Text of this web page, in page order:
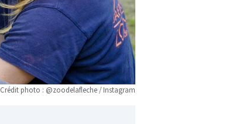
Crédit photo : @zoodelafleche / Instagram